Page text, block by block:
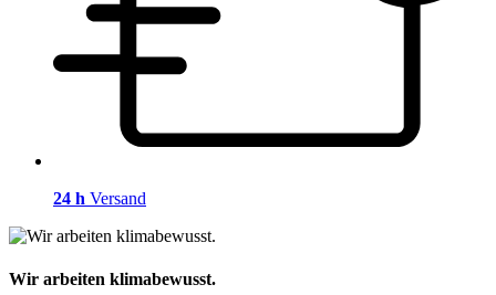
24 h Versand
Wir arbeiten klimabewusst.